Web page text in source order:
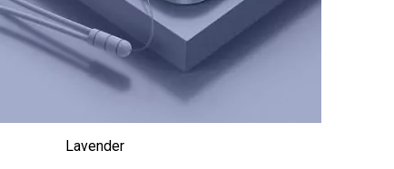
Lavender